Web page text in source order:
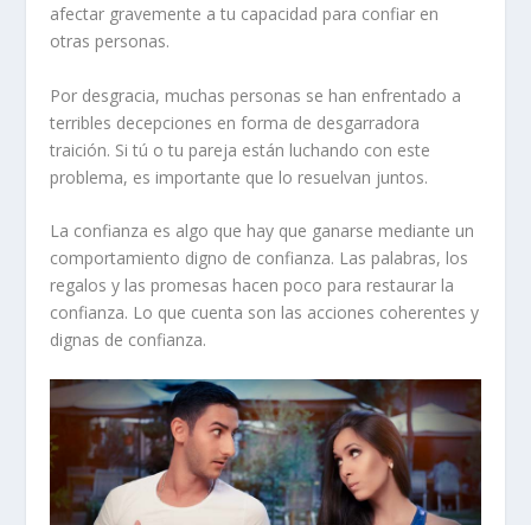
afectar gravemente a tu capacidad para confiar en
otras personas.
Por desgracia, muchas personas se han enfrentado a
terribles decepciones en forma de desgarradora
traición. Si tú o tu pareja están luchando con este
problema, es importante que lo resuelvan juntos.
La confianza es algo que hay que ganarse mediante un
comportamiento digno de confianza. Las palabras, los
regalos y las promesas hacen poco para restaurar la
confianza. Lo que cuenta son las acciones coherentes y
dignas de confianza.